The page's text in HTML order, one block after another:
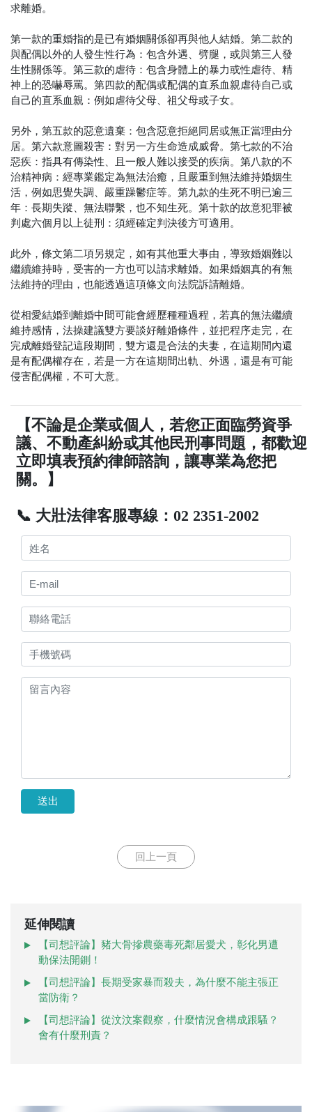
求離婚。
第一款的重婚指的是已有婚姻關係卻再與他人結婚。第二款的
與配偶以外的人發生性行為：包含外遇、劈腿，或與第三人發
生性關係等。第三款的虐待：包含身體上的暴力或性虐待、精
神上的恐嚇辱罵。第四款的配偶或配偶的直系血親虐待自己或
自己的直系血親：例如虐待父母、祖父母或子女。
另外，第五款的惡意遺棄：包含惡意拒絕同居或無正當理由分
居。第六款意圖殺害：對另一方生命造成威脅。第七款的不治
惡疾：指具有傳染性、且一般人難以接受的疾病。第八款的不
治精神病：經專業鑑定為無法治癒，且嚴重到無法維持婚姻生
活，例如思覺失調、嚴重躁鬱症等。第九款的生死不明已逾三
年：長期失蹤、無法聯繫，也不知生死。第十款的故意犯罪被
判處六個月以上徒刑：須經確定判決後方可適用。
此外，條文第二項另規定，如有其他重大事由，導致婚姻難以
繼續維持時，受害的一方也可以請求離婚。如果婚姻真的有無
法維持的理由，也能透過這項條文向法院訴請離婚。
從相愛結婚到離婚中間可能會經歷種種過程，若真的無法繼續
維持感情，法操建議雙方要談好離婚條件，並把程序走完，在
完成離婚登記這段期間，雙方還是合法的夫妻，在這期間內還
是有配偶權存在，若是一方在這期間出軌、外遇，還是有可能
侵害配偶權，不可大意。
【不論是企業或個人，若您正面臨勞資爭
議、不動產糾紛或其他民刑事問題，都歡迎
立即填表預約律師諮詢，讓專業為您把
關。】
📞 大壯法律客服專線：02 2351-2002
送出
回上一頁
延伸閱讀
【司想評論】豬大骨摻農藥毒死鄰居愛犬，彰化男遭
動保法開鍘！
【司想評論】長期受家暴而殺夫，為什麼不能主張正
當防衛？
【司想評論】從汶汶案觀察，什麼情況會構成跟騷？
會有什麼刑責？